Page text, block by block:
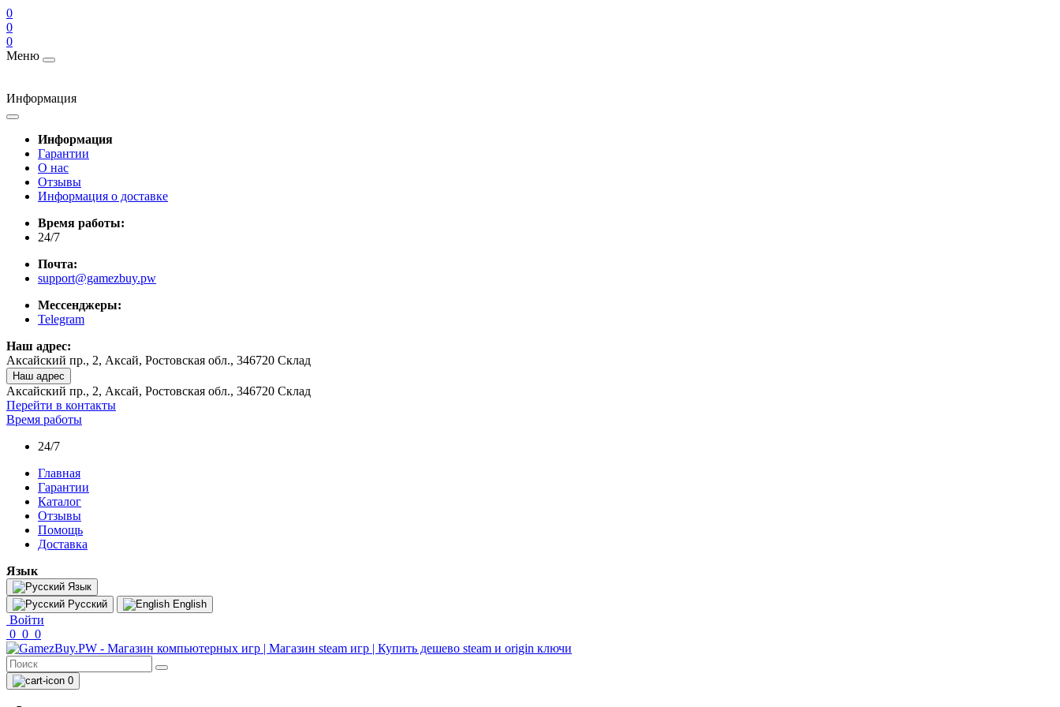
0
0
0
Меню
Информация
Информация
Гарантии
О нас
Отзывы
Информация о доставке
Время работы:
24/7
Почта:
support@gamezbuy.pw
Мессенджеры:
Telegram
Наш адрес:
Аксайский пр., 2, Аксай, Ростовская обл., 346720 Склад
Наш адрес
Аксайский пр., 2, Аксай, Ростовская обл., 346720 Склад
Перейти в контакты
Время работы
24/7
Главная
Гарантии
Каталог
Отзывы
Помощь
Доставка
Язык
Язык
Русский
English
Войти
0 0 0
0